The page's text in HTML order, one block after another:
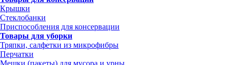
Крышки
Стеклобанки
Приспособления для консервации
Товары для уборки
Тряпки, салфетки из микрофибры
Перчатки
Мешки (пакеты) для мусора и урны